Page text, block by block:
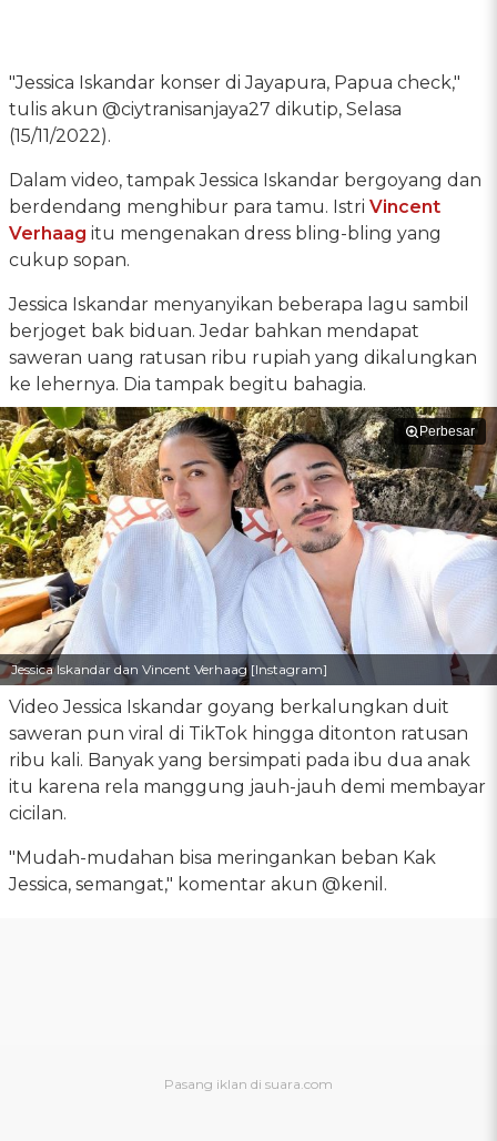
"Jessica Iskandar konser di Jayapura, Papua check,"
tulis akun @ciytranisanjaya27 dikutip, Selasa
(15/11/2022).
Dalam video, tampak Jessica Iskandar bergoyang dan
berdendang menghibur para tamu. Istri Vincent
Verhaag itu mengenakan dress bling-bling yang
cukup sopan.
Jessica Iskandar menyanyikan beberapa lagu sambil
berjoget bak biduan. Jedar bahkan mendapat
saweran uang ratusan ribu rupiah yang dikalungkan
ke lehernya. Dia tampak begitu bahagia.
Perbesar
Jessica Iskandar dan Vincent Verhaag [Instagram]
Video Jessica Iskandar goyang berkalungkan duit
saweran pun viral di TikTok hingga ditonton ratusan
ribu kali. Banyak yang bersimpati pada ibu dua anak
itu karena rela manggung jauh-jauh demi membayar
cicilan.
"Mudah-mudahan bisa meringankan beban Kak
Jessica, semangat," komentar akun @kenil.